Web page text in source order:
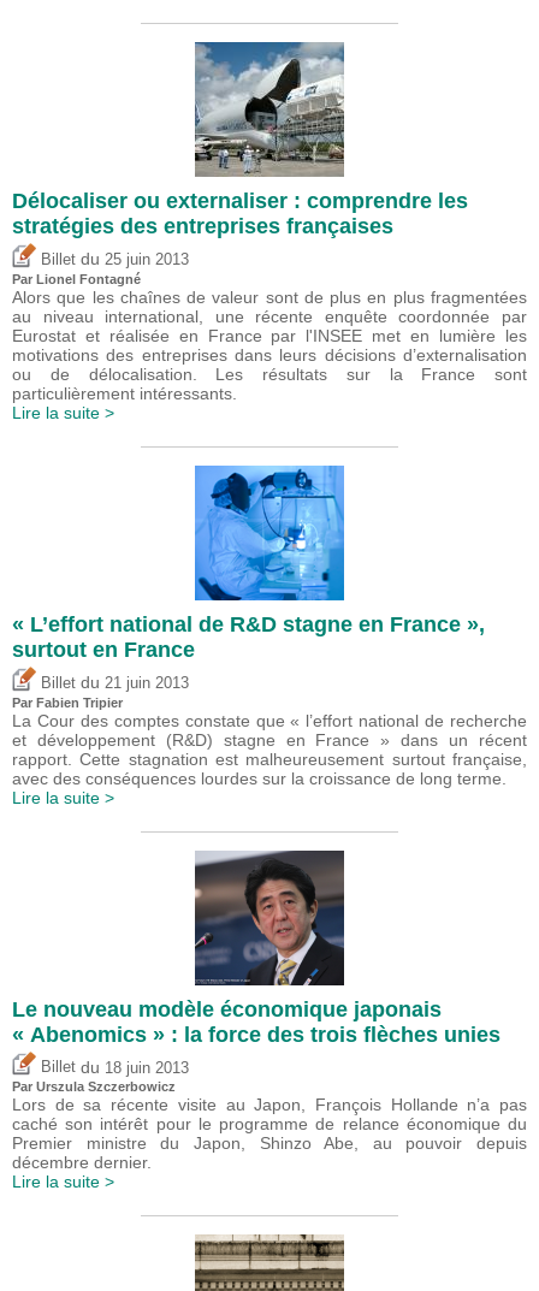
Délocaliser ou externaliser : comprendre les
stratégies des entreprises françaises
Billet du 25 juin 2013
Par Lionel Fontagné
Alors que les chaînes de valeur sont de plus en plus fragmentées
au niveau international, une récente enquête coordonnée par
Eurostat et réalisée en France par l'INSEE met en lumière les
motivations des entreprises dans leurs décisions d’externalisation
ou de délocalisation. Les résultats sur la France sont
particulièrement intéressants.
Lire la suite >
« L’effort national de R&D stagne en France »,
surtout en France
Billet du 21 juin 2013
Par Fabien Tripier
La Cour des comptes constate que « l’effort national de recherche
et développement (R&D) stagne en France » dans un récent
rapport. Cette stagnation est malheureusement surtout française,
avec des conséquences lourdes sur la croissance de long terme.
Lire la suite >
Le nouveau modèle économique japonais
« Abenomics » : la force des trois flèches unies
Billet du 18 juin 2013
Par Urszula Szczerbowicz
Lors de sa récente visite au Japon, François Hollande n’a pas
caché son intérêt pour le programme de relance économique du
Premier ministre du Japon, Shinzo Abe, au pouvoir depuis
décembre dernier.
Lire la suite >